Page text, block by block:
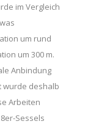
im Vergleich
um rund
um 300 m.
Anbindung
wurde deshalb
Arbeiten
Sessels